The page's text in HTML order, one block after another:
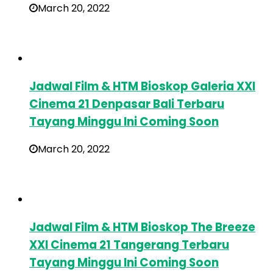
March 20, 2022
Jadwal Film & HTM Bioskop Galeria XXI
Cinema 21 Denpasar Bali Terbaru
Tayang Minggu Ini Coming Soon
March 20, 2022
Jadwal Film & HTM Bioskop The Breeze
XXI Cinema 21 Tangerang Terbaru
Tayang Minggu Ini Coming Soon